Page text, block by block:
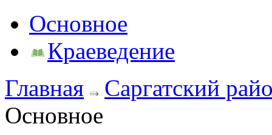
Основное
Краеведение
Главная
Саргатский
Основное